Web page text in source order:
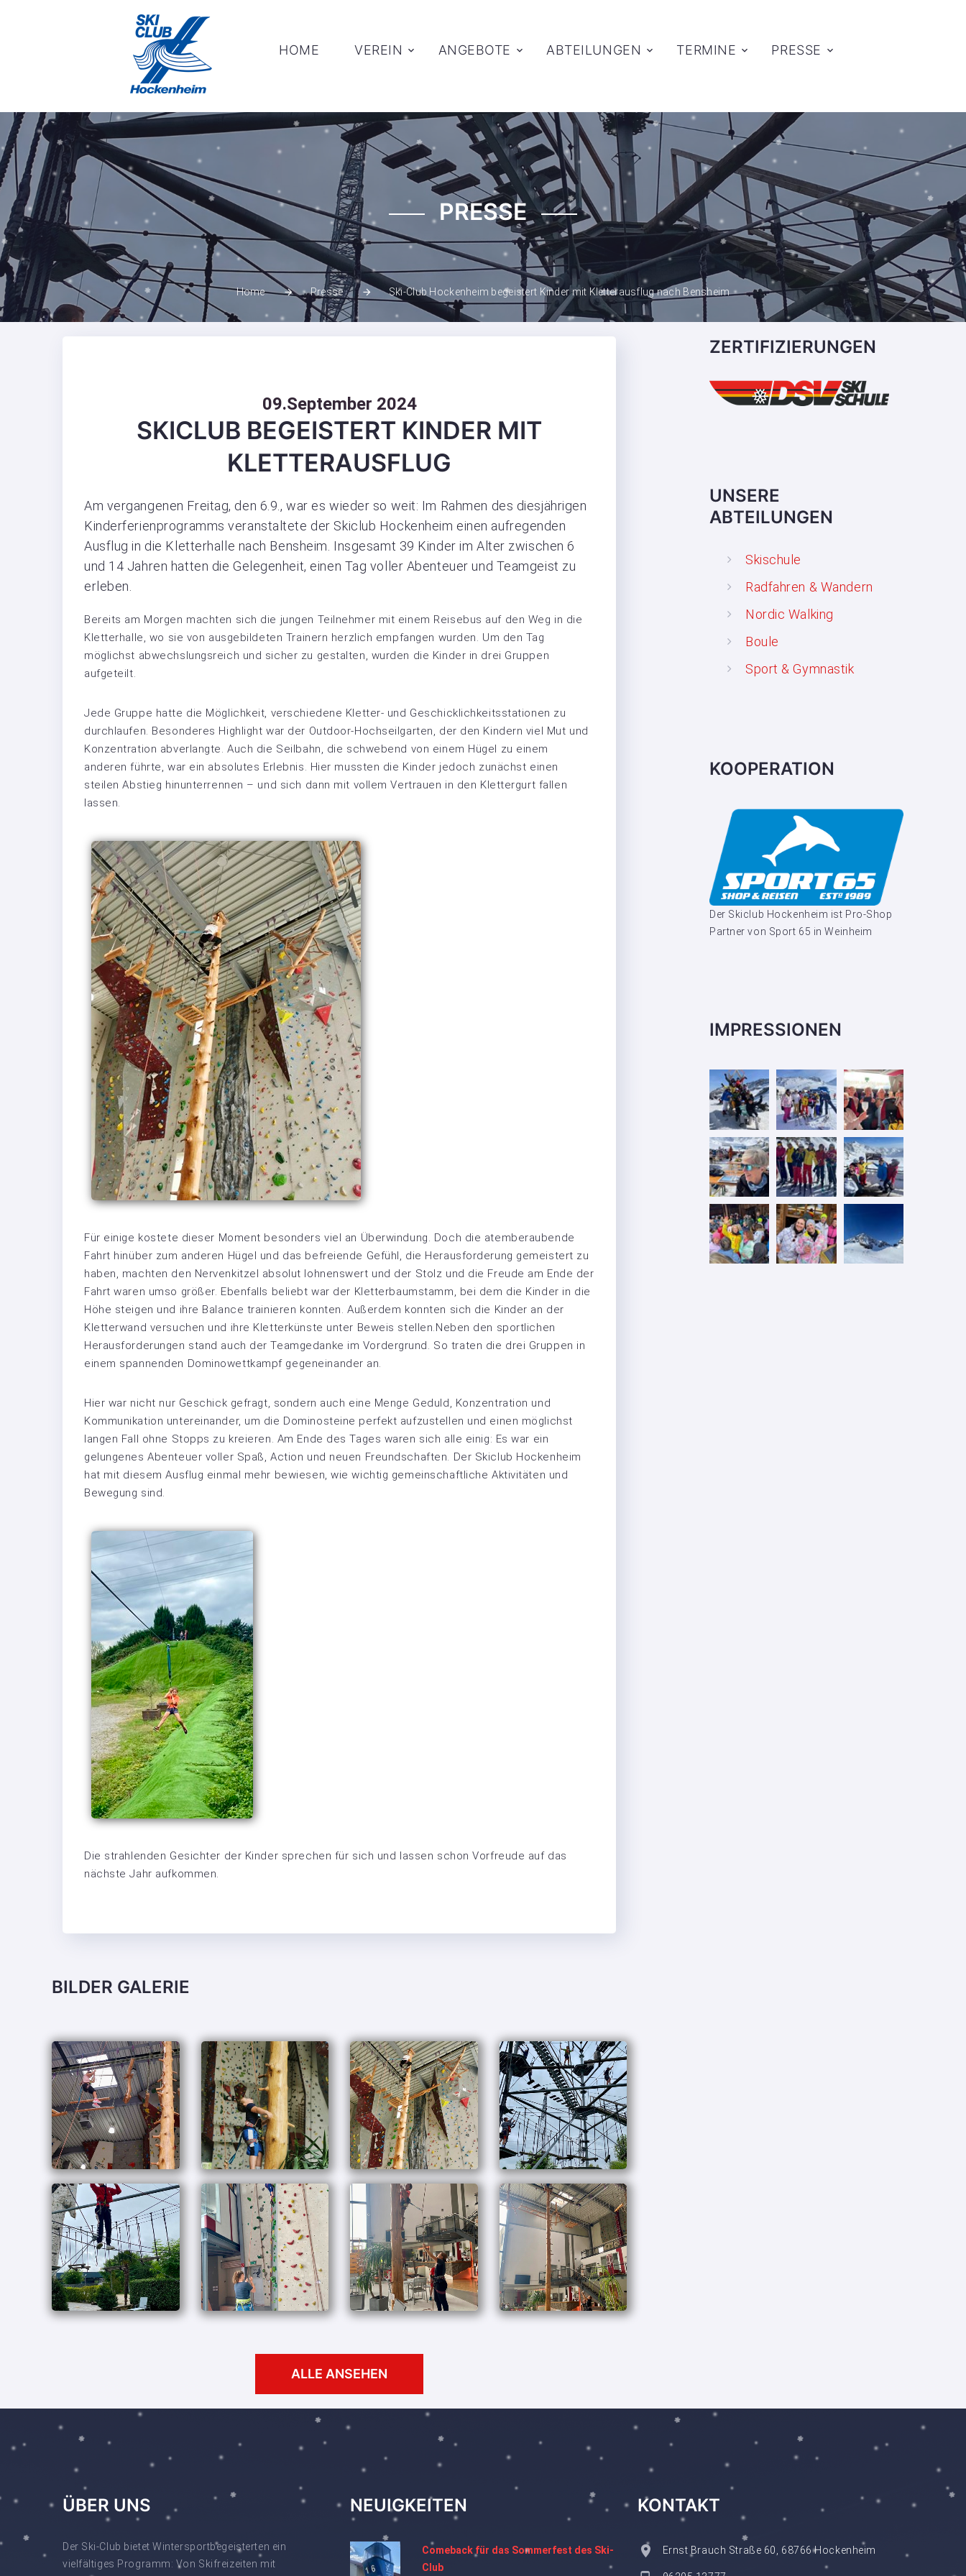
HOME VEREIN ANGEBOTE ABTEILUNGEN TERMINE PRESSE
PRESSE
Home Presse Ski-Club Hockenheim begeistert Kinder mit Kletterausflug nach Bensheim
09.September 2024
SKICLUB BEGEISTERT KINDER MIT
KLETTERAUSFLUG
Am vergangenen Freitag, den 6.9., war es wieder so weit: Im Rahmen des diesjährigen
Kinderferienprogramms veranstaltete der Skiclub Hockenheim einen aufregenden
Ausflug in die Kletterhalle nach Bensheim. Insgesamt 39 Kinder im Alter zwischen 6
und 14 Jahren hatten die Gelegenheit, einen Tag voller Abenteuer und Teamgeist zu
erleben.
Bereits am Morgen machten sich die jungen Teilnehmer mit einem Reisebus auf den Weg in die
Kletterhalle, wo sie von ausgebildeten Trainern herzlich empfangen wurden. Um den Tag
möglichst abwechslungsreich und sicher zu gestalten, wurden die Kinder in drei Gruppen
aufgeteilt.
Jede Gruppe hatte die Möglichkeit, verschiedene Kletter- und Geschicklichkeitsstationen zu
durchlaufen. Besonderes Highlight war der Outdoor-Hochseilgarten, der den Kindern viel Mut und
Konzentration abverlangte. Auch die Seilbahn, die schwebend von einem Hügel zu einem
anderen führte, war ein absolutes Erlebnis. Hier mussten die Kinder jedoch zunächst einen
steilen Abstieg hinunterrennen – und sich dann mit vollem Vertrauen in den Klettergurt fallen
lassen.
Für einige kostete dieser Moment besonders viel an Überwindung. Doch die atemberaubende
Fahrt hinüber zum anderen Hügel und das befreiende Gefühl, die Herausforderung gemeistert zu
haben, machten den Nervenkitzel absolut lohnenswert und der Stolz und die Freude am Ende der
Fahrt waren umso größer. Ebenfalls beliebt war der Kletterbaumstamm, bei dem die Kinder in die
Höhe steigen und ihre Balance trainieren konnten. Außerdem konnten sich die Kinder an der
Kletterwand versuchen und ihre Kletterkünste unter Beweis stellen.Neben den sportlichen
Herausforderungen stand auch der Teamgedanke im Vordergrund. So traten die drei Gruppen in
einem spannenden Dominowettkampf gegeneinander an.
Hier war nicht nur Geschick gefragt, sondern auch eine Menge Geduld, Konzentration und
Kommunikation untereinander, um die Dominosteine perfekt aufzustellen und einen möglichst
langen Fall ohne Stopps zu kreieren. Am Ende des Tages waren sich alle einig: Es war ein
gelungenes Abenteuer voller Spaß, Action und neuen Freundschaften. Der Skiclub Hockenheim
hat mit diesem Ausflug einmal mehr bewiesen, wie wichtig gemeinschaftliche Aktivitäten und
Bewegung sind.
Die strahlenden Gesichter der Kinder sprechen für sich und lassen schon Vorfreude auf das
nächste Jahr aufkommen.
BILDER GALERIE
ALLE ANSEHEN
ZERTIFIZIERUNGEN
UNSERE
ABTEILUNGEN
Skischule
Radfahren & Wandern
Nordic Walking
Boule
Sport & Gymnastik
KOOPERATION
Der Skiclub Hockenheim ist Pro-Shop
Partner von Sport 65 in Weinheim
IMPRESSIONEN
ÜBER UNS
Der Ski-Club bietet Wintersportbegeisterten ein
vielfältiges Programm: Von Skifreizeiten mit
NEUIGKEITEN
Comeback für das Sommerfest des Ski-
Club
KONTAKT
Ernst Brauch Straße 60, 68766 Hockenheim